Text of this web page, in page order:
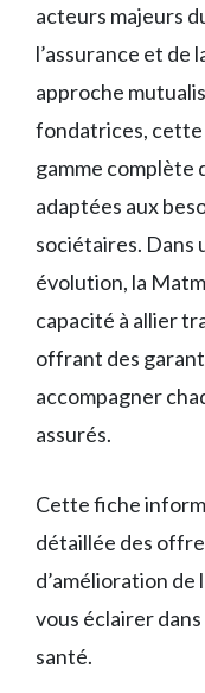
acteurs majeurs
l’assurance et de
approche
fondatrices, cette
gamme complète
adaptées aux
sociétaires. Dans
évolution, la
capacité à allier
offrant des
accompagner
assurés.
Cette fiche
détaillée des
d’amélioration
vous éclairer
santé.